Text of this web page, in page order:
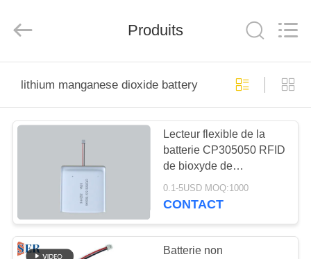
PRODUITS
SUJET
NOUS
Battery
Technology
Produits
lithium manganese dioxide battery
Lecteur flexible de la
batterie CP305050 RFID
de bioxyde de
manganèse de lithium
0.1-5USD MOQ:1000
CONTACT
Batterie non